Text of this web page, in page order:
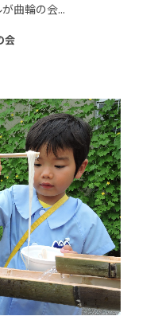
曲輪の会...
会